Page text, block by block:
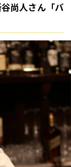
尚人さん「バ